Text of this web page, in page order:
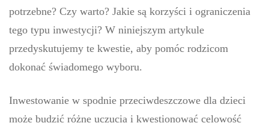
potrzebne? Czy warto? Jakie są korzyści i ograniczenia
tego typu inwestycji? W niniejszym artykule
przedyskutujemy te kwestie, aby pomóc rodzicom
dokonać świadomego wyboru.
Inwestowanie w spodnie przeciwdeszczowe dla dzieci
może budzić różne uczucia i kwestionować celowość